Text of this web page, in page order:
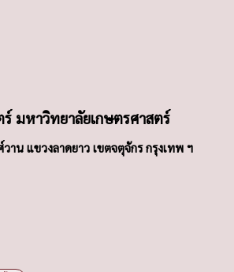
มหาวิทยาลัยเกษตรศาสตร์
าน แขวงลาดยาว เขตจตุจักร กรุงเทพ ฯ